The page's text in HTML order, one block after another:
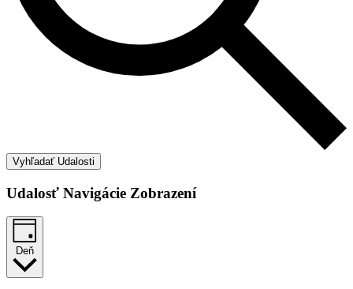
Vyhľadať Udalosti
Udalosť Navigácie Zobrazení
Deň